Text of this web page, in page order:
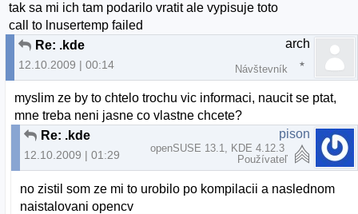
tak sa mi ich tam podarilo vratit ale vypisuje toto
call to lnusertemp failed
Re: .kde
12.10.2009 | 00:14
arch
Návštevník
myslim ze by to chtelo trochu vic informaci, naucit se ptat,
mne treba neni jasne co vlastne chcete?
Re: .kde
12.10.2009 | 01:29
pison
openSUSE 13.1, KDE 4.12.3
Používateľ
no zistil som ze mi to urobilo po kompilacii a naslednom
naistalovani opencv